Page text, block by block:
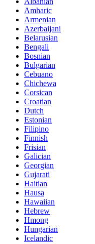
Amharic
Armenian
Azerbaijani
Belarusian
Bengali
Bosnian
Bulgarian
Cebuano
Chichewa
Corsican
Croatian
Dutch
Estonian
Filipino
Finnish
Frisian
Galician
Georgian
Gujarati
Haitian
Hausa
Hawaiian
Hebrew
Hmong
Hungarian
Icelandic